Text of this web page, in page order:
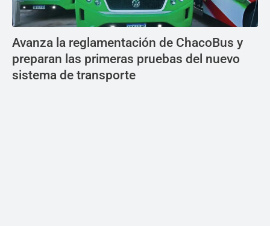
Avanza la reglamentación de ChacoBus y
preparan las primeras pruebas del nuevo
sistema de transporte